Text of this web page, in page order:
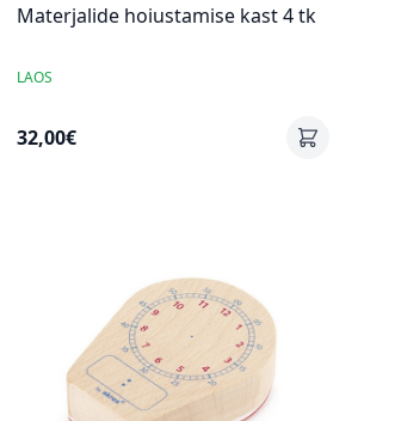
Materjalide hoiustamise kast 4 tk
LAOS
32,00€